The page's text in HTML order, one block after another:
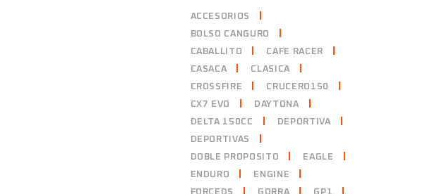
ACCESORIOS
BOLSO CANGURO
CABALLITO
CAFE RACER
CASACA
CLASICA
CROSSFIRE
CRUCERO150
CX7 EVO
DAYTONA
DELTA 150CC
DEPORTIVA
DEPORTIVAS
DOBLE PROPOSITO
EAGLE
ENDURO
ENGINE